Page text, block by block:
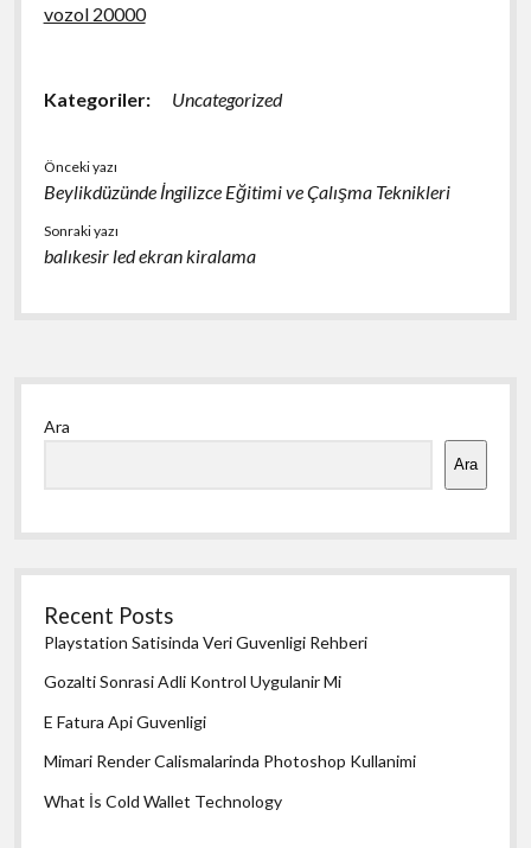
vozol 20000
Kategoriler: Uncategorized
Önceki yazı
Beylikdüzünde İngilizce Eğitimi ve Çalışma Teknikleri
Sonraki yazı
balıkesir led ekran kiralama
Yan
Menü
Ara
Ara
Recent Posts
Playstation Satisinda Veri Guvenligi Rehberi
Gozalti Sonrasi Adli Kontrol Uygulanir Mi
E Fatura Api Guvenligi
Mimari Render Calismalarinda Photoshop Kullanimi
What İs Cold Wallet Technology